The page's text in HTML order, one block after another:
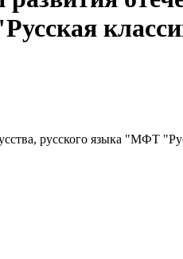
русского языка "МФТ